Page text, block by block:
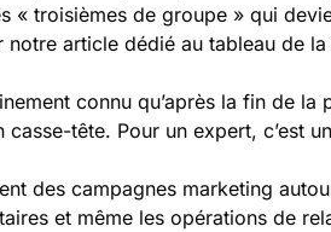
troisièmes de groupe » qui
notre article dédié au tableau de
connu qu’après la fin de
casse-tête. Pour un expert,
des campagnes marketing
et même les opérations de